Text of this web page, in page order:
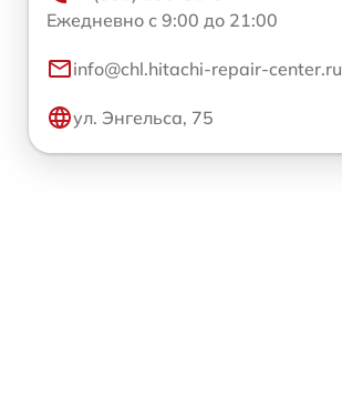
Ежедневно с 9:00 до 21:00
info@chl.hitachi-repair-center.ru
ул. Энгельса, 75